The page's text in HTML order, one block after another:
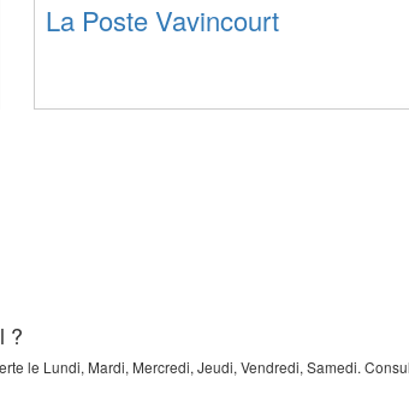
La Poste Vavincourt
?
le Lundi, Mardi, Mercredi, Jeudi, Vendredi, Samedi.